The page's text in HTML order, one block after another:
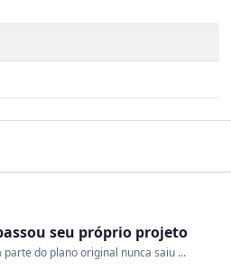
seu próprio projeto
do plano original nunca saiu ...